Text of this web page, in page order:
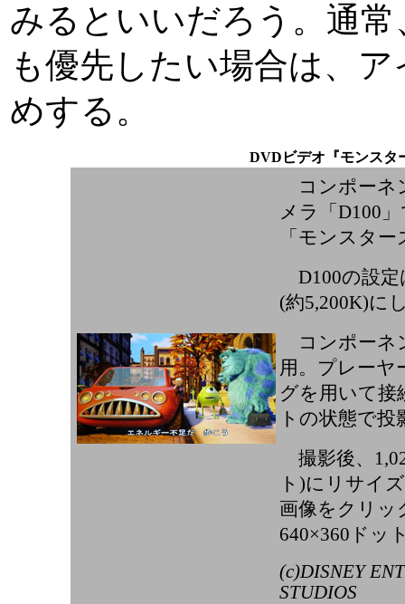
みるといいだろう。通
も優先したい場合は、
めする。
DVDビデオ『モンスタ
コンポーネ
メラ「D100
「モンスタ
D100の設定
(約5,200K)に
コンポーネ
用。プレーヤ
グを用いて接
トの状態で投
撮影後、
ト)にリサイ
画像をクリッ
640×360ドッ
(c)DISNEY
STUDIOS